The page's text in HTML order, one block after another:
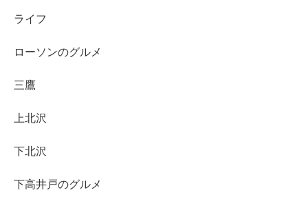
ライフ
ローソンのグルメ
三鷹
上北沢
下北沢
下高井戸のグルメ